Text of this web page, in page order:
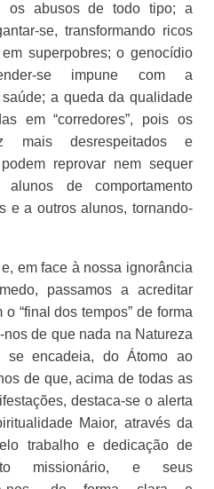
os abusos de todo tipo; a
se, transformando ricos
superpobres; o genocídio
se impune com a
a queda da qualidade
em “corredores”, pois os
mais desrespeitados e
reprovar nem sequer
de comportamento
e a outros alunos, tornando-
em face à nossa ignorância
passamos a acreditar
“final dos tempos” de forma
de que nada na Natureza
se encadeia, do Átomo ao
de que, acima de todas as
destaca-se o alerta
Maior, através da
trabalho e dedicação de
missionário, e seus